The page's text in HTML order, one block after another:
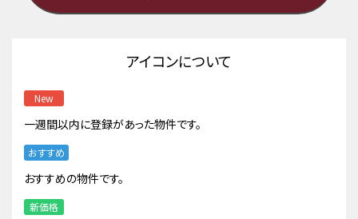
アイコンについて
New
一週間以内に登録があった物件です。
おすすめ
おすすめの物件です。
新価格